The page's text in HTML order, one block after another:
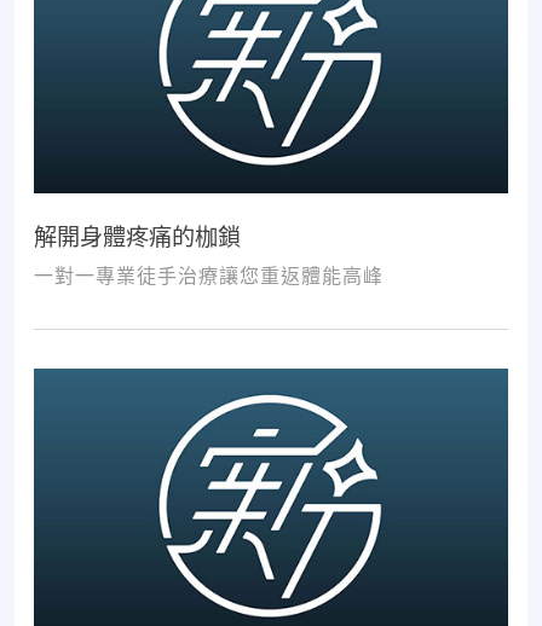
解開身體疼痛的枷鎖
一對一專業徒手治療讓您重返體能高峰